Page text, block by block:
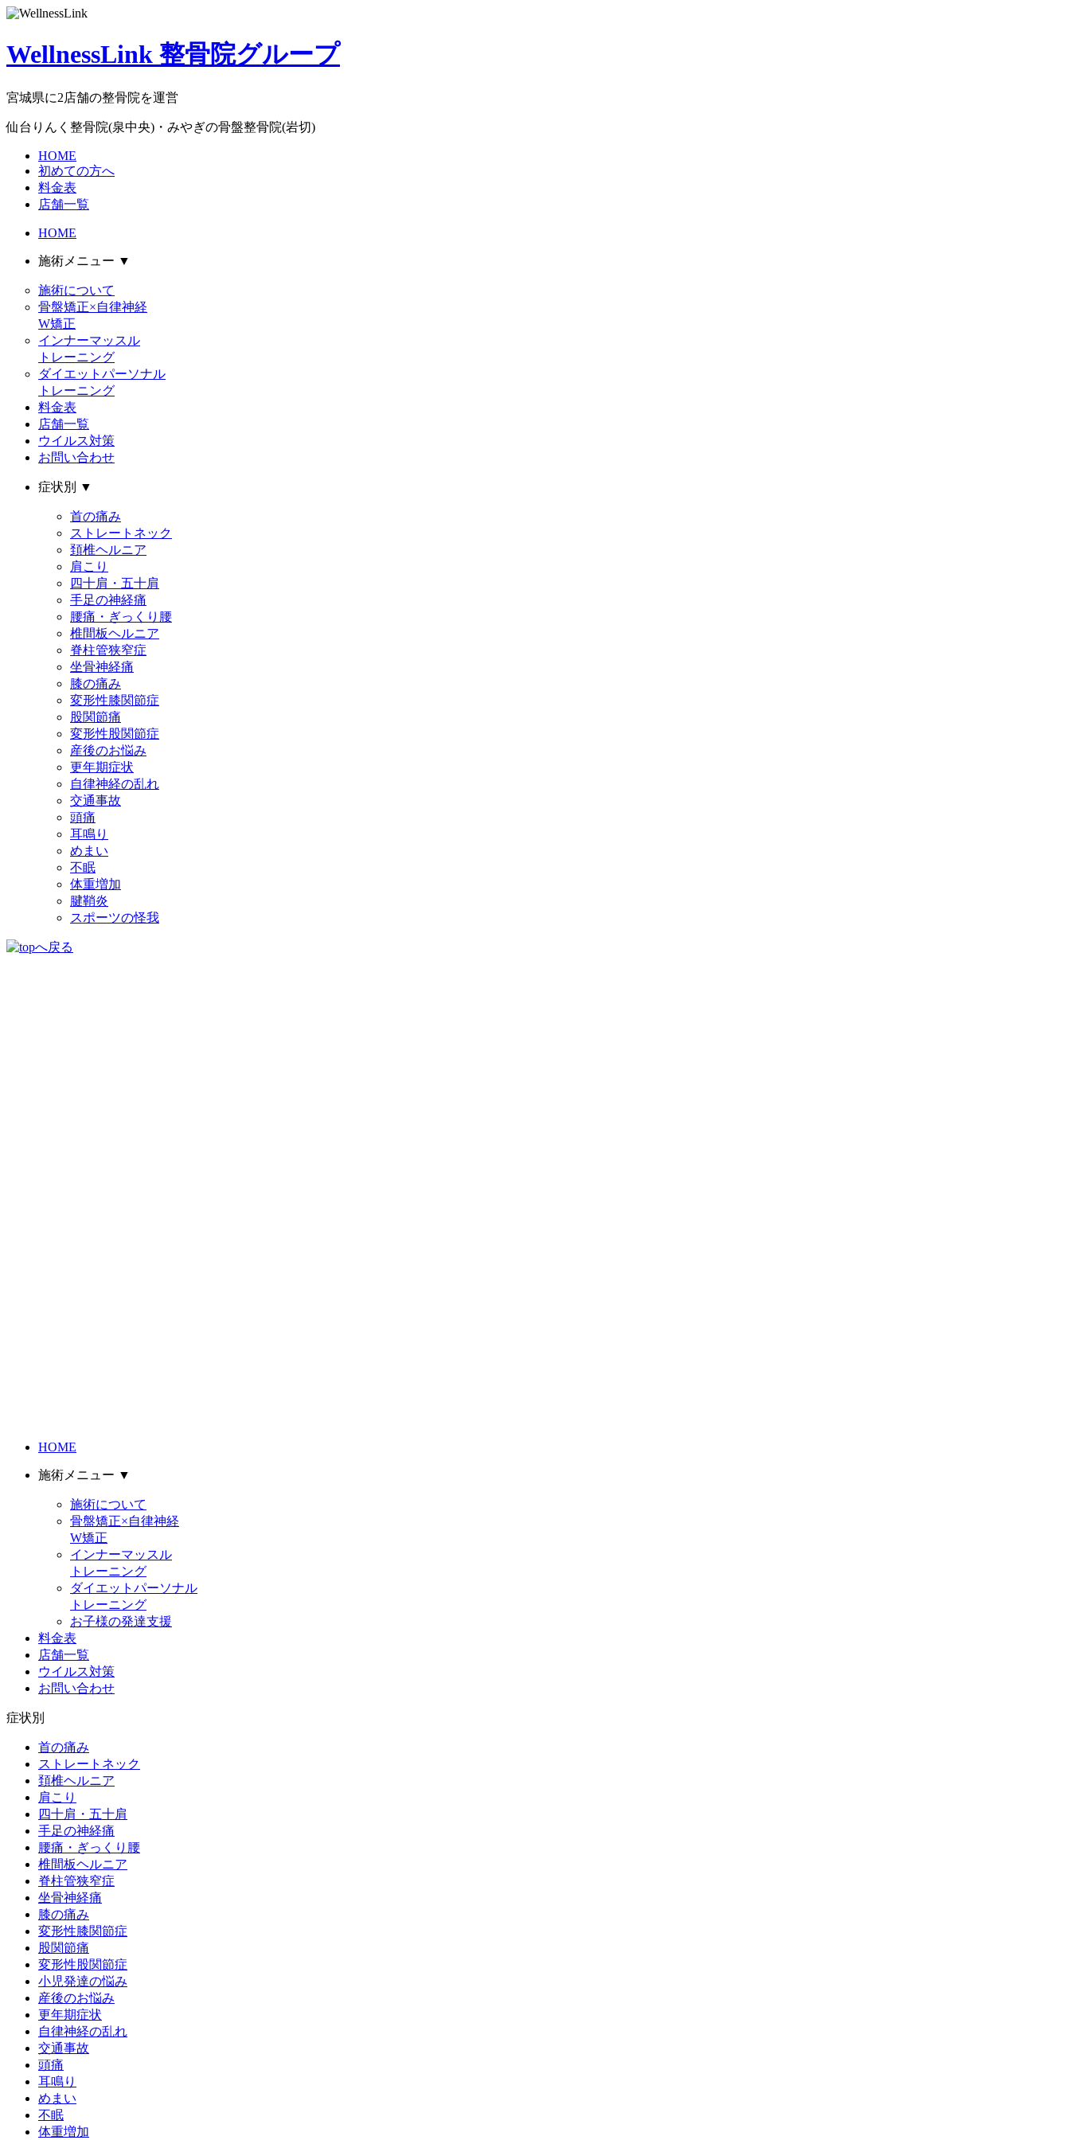
WellnessLink 整骨院グループ
宮城県に2店舗の整骨院を運営
仙台りんく整骨院(泉中央)・みやぎの骨盤整骨院(岩切)
HOME
初めての方へ
料金表
店舗一覧
HOME
施術メニュー ▼
施術について
骨盤矯正×自律神経
W矯正
インナーマッスル
トレーニング
ダイエットパーソナル
トレーニング
料金表
店舗一覧
ウイルス対策
お問い合わせ
症状別 ▼
首の痛み
ストレートネック
頚椎ヘルニア
肩こり
四十肩・五十肩
手足の神経痛
腰痛・ぎっくり腰
椎間板ヘルニア
脊柱管狭窄症
坐骨神経痛
膝の痛み
変形性膝関節症
股関節痛
変形性股関節症
産後のお悩み
更年期症状
自律神経の乱れ
交通事故
頭痛
耳鳴り
めまい
不眠
体重増加
腱鞘炎
スポーツの怪我
HOME
施術メニュー ▼
施術について
骨盤矯正×自律神経
W矯正
インナーマッスル
トレーニング
ダイエットパーソナル
トレーニング
お子様の発達支援
料金表
店舗一覧
ウイルス対策
お問い合わせ
症状別
首の痛み
ストレートネック
頚椎ヘルニア
肩こり
四十肩・五十肩
手足の神経痛
腰痛・ぎっくり腰
椎間板ヘルニア
脊柱管狭窄症
坐骨神経痛
膝の痛み
変形性膝関節症
股関節痛
変形性股関節症
小児発達の悩み
産後のお悩み
更年期症状
自律神経の乱れ
交通事故
頭痛
耳鳴り
めまい
不眠
体重増加